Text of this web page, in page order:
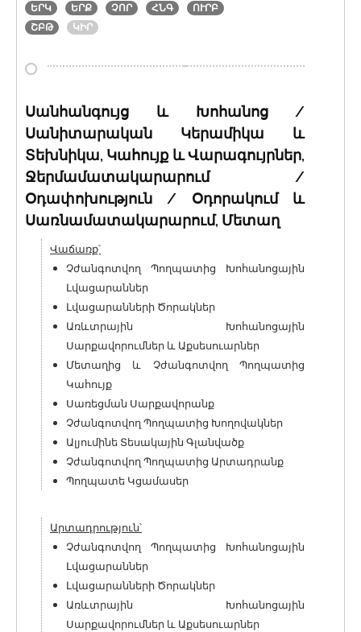
ԵՐԿ ԵՐՔ ՉՈՐ ՀՆԳ
ՈՒՐԲ
ՇԲԹ
ԿԻՐ
Սանհանգույց և Խոհանոց /
Սանիտարական Կերամիկա և
Տեխնիկա, Կահույք և Վարագույրներ,
Ջերմամատակարարում /
Օդափոխություն / Օդորակում և
Սառնամատակարարում, Մետաղ
Վաճառք՝
Չժանգոտվող Պողպատից Խոհանոցային
Լվացարաններ
Լվացարանների Ծորակներ
Առևտրային Խոհանոցային
Սարքավորումներ և Աքսեսուարներ
Մետաղից և Չժանգոտվող Պողպատից
Կահույք
Սառեցման Սարքավորանք
Չժանգոտվող Պողպատից Խողովակներ
Ալյումինե Տեսակային Գլանվածք
Չժանգոտվող Պողպատից Արտադրանք
Պողպատե Կցամասեր
Արտադրություն՝
Չժանգոտվող Պողպատից Խոհանոցային
Լվացարաններ
Լվացարանների Ծորակներ
Առևտրային Խոհանոցային
Սարքավորումներ և Աքսեսուարներ